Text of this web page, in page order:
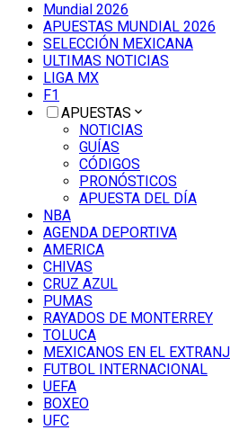
Mundial 2026
APUESTAS MUNDIAL 2026
SELECCIÓN MEXICANA
ULTIMAS NOTICIAS
LIGA MX
F1
APUESTAS
NOTICIAS
GUÍAS
CÓDIGOS
PRONÓSTICOS
APUESTA DEL DÍA
NBA
AGENDA DEPORTIVA
AMERICA
CHIVAS
CRUZ AZUL
PUMAS
RAYADOS DE MONTERREY
TOLUCA
MEXICANOS EN EL
FUTBOL INTERNACIONAL
UEFA
BOXEO
UFC